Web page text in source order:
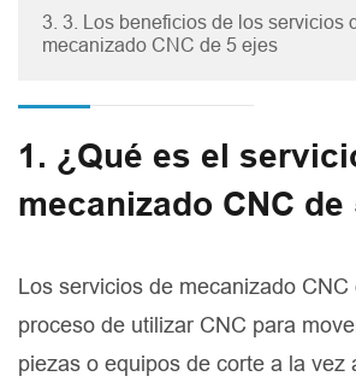
3. 3. Los beneficios de los servicios
mecanizado CNC de 5 ejes
1. ¿Qué es el
mecanizado CNC de
Los servicios de mecanizado
proceso de utilizar CNC para
piezas o equipos de corte a la vez